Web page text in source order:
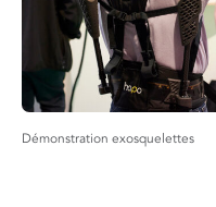
Démonstration exosquelettes